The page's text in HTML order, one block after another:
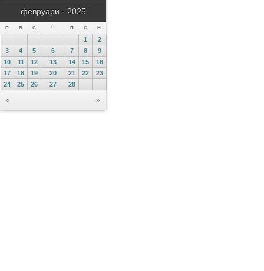
февруари - 2025
П В С Ч П С Н
« »
1
2
3
4 5 6 7 8
9
10
11 12 13 14 15
16
17
18 19 20 21 22
23
24
25 26 27 28